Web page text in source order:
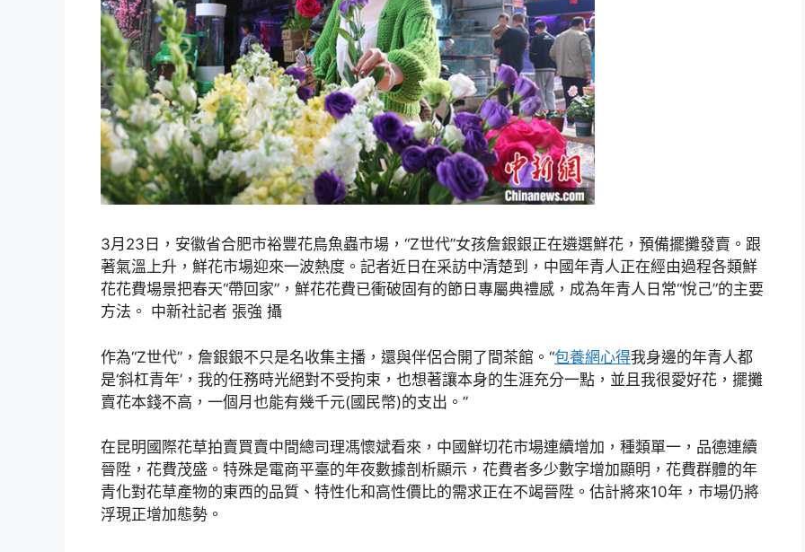
3月23日，安徽省合肥市裕豐花鳥魚蟲市場，“Z世代”女孩詹銀銀正在遴選鮮花，預備擺攤發賣。跟
著氣溫上升，鮮花市場迎來一波熱度。記者近日在采訪中清楚到，中國年青人正在經由過程各類鮮
花花費場景把春天“帶回家”，鮮花花費已衝破固有的節日專屬典禮感，成為年青人日常“悅己”的主要
方法。 中新社記者 張強 攝
作為“Z世代”，詹銀銀不只是名收集主播，還與伴侶合開了間茶館。“包養網心得我身邊的年青人都
是‘斜杠青年’，我的任務時光絕對不受拘束，也想著讓本身的生涯充分一點，並且我很愛好花，擺攤
賣花本錢不高，一個月也能有幾千元(國民幣)的支出。”
在昆明國際花草拍賣買賣中間總司理馮懷斌看來，中國鮮切花市場連續增加，種類單一，品德連續
晉陞，花費茂盛。特殊是電商平臺的年夜數據剖析顯示，花費者多少數字增加顯明，花費群體的年
青化對花草產物的東西的品質、特性化和高性價比的需求正在不竭晉陞。估計將來10年，市場仍將
浮現正增加態勢。